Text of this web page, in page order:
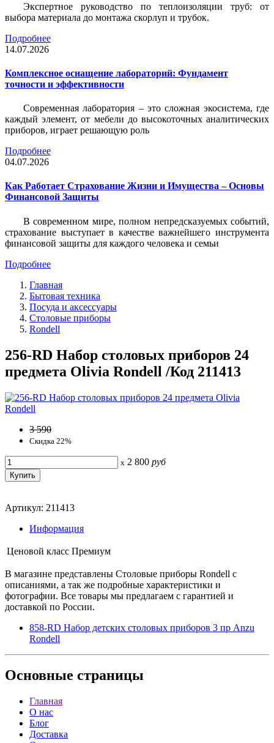
Экспертное руководство по теплоизоляции труб: от
выбора материала до монтажа скорлуп и трубок.
Подробнее
14.07.2026
Комплексное оснащение лабораторий: Фундамент
точности и эффективности
Современная лаборатория – это сложная экосистема, где
каждый элемент, от мебели до высокоточных аналитических
приборов, играет решающую роль
Подробнее
04.07.2026
Как Работает Страхование Жизни и Имущества – Основы
Финансовой Защиты
В современном мире, полном непредсказуемых событий,
страхование выступает в качестве важнейшего инструмента
финансовой защиты для каждого человека и семьи
Подробнее
Главная
Бытовая техника
Посуда и аксессуары
Столовые приборы
Rondell
256-RD Набор столовых приборов 24
предмета Olivia Rondell /Код 211413
3 590
Скидка 22%
x 2 800 руб
Артикул: 211413
Информация
Ценовой класс Премиум
В магазине представлены Столовые приборы Rondell с
описаниями, а так же подробные характеристики и
фотографии. Все товары мы предлагаем с гарантией и
доставкой по России.
858-RD Набор детских столовых приборов 3 пр Anzu
Rondell
Основные страницы
Главная
О нас
Блог
Доставка